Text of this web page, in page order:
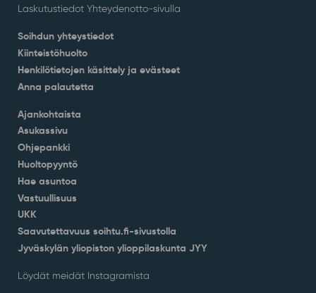
Laskutustiedot Yhteydenotto-sivulla
Soihdun yhteystiedot
Kiinteistöhuolto
Henkilötietojen käsittely ja evästeet
Anna palautetta
Ajankohtaista
Asukassivu
Ohjepankki
Huoltopyyntö
Hae asuntoa
Vastuullisuus
UKK
Saavutettavuus soihtu.fi-sivustolla
Jyväskylän yliopiston ylioppilaskunta JYY
Löydät meidät Instagramista